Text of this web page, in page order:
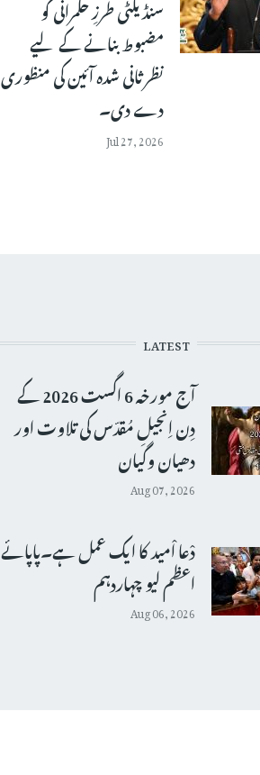
سنڈیلٹی طرزِ حکمرانی کو
مضبوط بنانے کے لیے
نظرثانی شدہ آئین کی منظوری
دے دی۔
Jul 27, 2026
LATEST
آج مورخہ 6 اگست 2026 کے
دِن اِنجیلِ مُقدّس کی تلاوت اور
دھیان وگیان
Aug 07, 2026
دْعا اْمید کا ایک عمل ہے۔پاپائے
اعظم لیو چہاردہم
Aug 06, 2026